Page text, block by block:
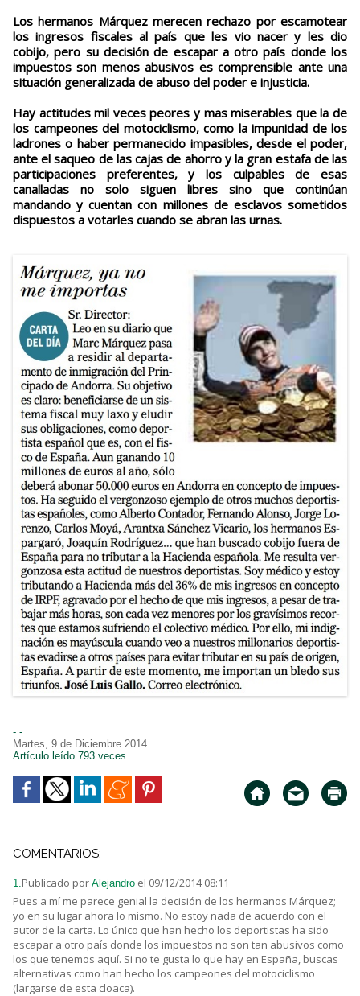
Los hermanos Márquez merecen rechazo por escamotear
los ingresos fiscales al país que les vio nacer y les dio
cobijo, pero su decisión de escapar a otro país donde los
impuestos son menos abusivos es comprensible ante una
situación generalizada de abuso del poder e injusticia.
Hay actitudes mil veces peores y mas miserables que la de
los campeones del motociclismo, como la impunidad de los
ladrones o haber permanecido impasibles, desde el poder,
ante el saqueo de las cajas de ahorro y la gran estafa de las
participaciones preferentes, y los culpables de esas
canalladas no solo siguen libres sino que continúan
mandando y cuentan con millones de esclavos sometidos
dispuestos a votarles cuando se abran las urnas.
- -
Martes, 9 de Diciembre 2014
Artículo leído 793 veces
COMENTARIOS:
1. Publicado por Alejandro el 09/12/2014 08:11
Pues a mí me parece genial la decisión de los hermanos Márquez;
yo en su lugar ahora lo mismo. No estoy nada de acuerdo con el
autor de la carta. Lo único que han hecho los deportistas ha sido
escapar a otro país donde los impuestos no son tan abusivos como
los que tenemos aquí. Si no te gusta lo que hay en España, buscas
alternativas como han hecho los campeones del motociclismo
(largarse de esta cloaca).